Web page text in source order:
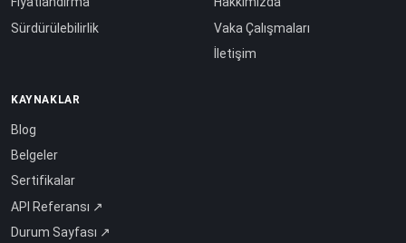
Sürdürülebilirlik
Vaka Çalışmaları
İletişim
KAYNAKLAR
Blog
Belgeler
Sertifikalar
API Referansı ↗
Durum Sayfası ↗